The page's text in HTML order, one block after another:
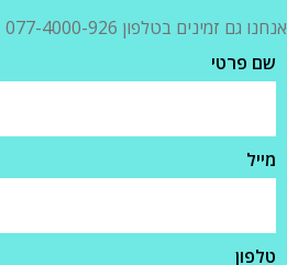
אנחנו גם זמינים בטלפון 077-4000-926
שם פרטי
מייל
טלפון